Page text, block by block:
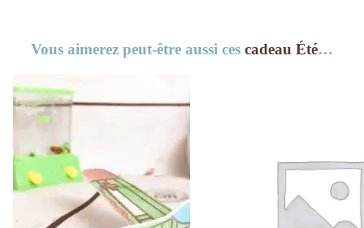
Vous aimerez peut-être aussi ces cadeau Été…